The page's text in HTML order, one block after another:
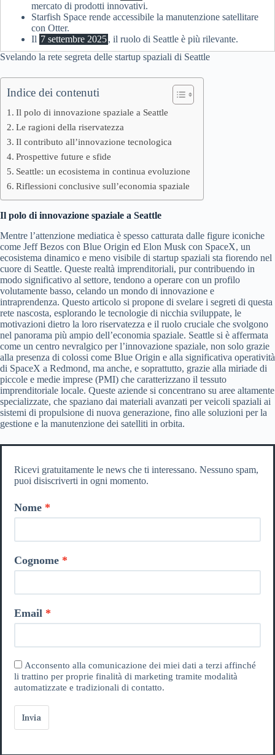
mercato di prodotti innovativi.
Starfish Space rende accessibile la manutenzione satellitare
con Otter.
Il 7 settembre 2025, il ruolo di Seattle è più rilevante.
Svelando la rete segreta delle startup spaziali di Seattle
Indice dei contenuti
Il polo di innovazione spaziale a Seattle
Le ragioni della riservatezza
Il contributo all’innovazione tecnologica
Prospettive future e sfide
Seattle: un ecosistema in continua evoluzione
Riflessioni conclusive sull’economia spaziale
Il polo di innovazione spaziale a Seattle
Mentre l’attenzione mediatica è spesso catturata dalle figure iconiche
come Jeff Bezos con Blue Origin ed Elon Musk con SpaceX, un
ecosistema dinamico e meno visibile di startup spaziali sta fiorendo nel
cuore di Seattle. Queste realtà imprenditoriali, pur contribuendo in
modo significativo al settore, tendono a operare con un profilo
volutamente basso, celando un mondo di innovazione e
intraprendenza. Questo articolo si propone di svelare i segreti di questa
rete nascosta, esplorando le tecnologie di nicchia sviluppate, le
motivazioni dietro la loro riservatezza e il ruolo cruciale che svolgono
nel panorama più ampio dell’economia spaziale. Seattle si è affermata
come un centro nevralgico per l’innovazione spaziale, non solo grazie
alla presenza di colossi come Blue Origin e alla significativa operatività
di SpaceX a Redmond, ma anche, e soprattutto, grazie alla miriade di
piccole e medie imprese (PMI) che caratterizzano il tessuto
imprenditoriale locale. Queste aziende si concentrano su aree altamente
specializzate, che spaziano dai materiali avanzati per veicoli spaziali ai
sistemi di propulsione di nuova generazione, fino alle soluzioni per la
gestione e la manutenzione dei satelliti in orbita.
Ricevi gratuitamente le news che ti interessano. Nessuno spam,
puoi disiscriverti in ogni momento.
Nome
Cognome
Email
Acconsento alla comunicazione dei miei dati a terzi affinché
li trattino per proprie finalità di marketing tramite modalità
automatizzate e tradizionali di contatto.
Invia